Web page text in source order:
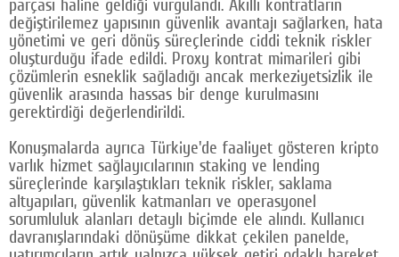
parçası haline geldiği vurgulandı. Akıllı kontratların
değiştirilemez yapısının güvenlik avantajı sağlarken, hata
yönetimi ve geri dönüş süreçlerinde ciddi teknik riskler
oluşturduğu ifade edildi. Proxy kontrat mimarileri gibi
çözümlerin esneklik sağladığı ancak merkeziyetsizlik ile
güvenlik arasında hassas bir denge kurulmasını
gerektirdiği değerlendirildi.
Konuşmalarda ayrıca Türkiye'de faaliyet gösteren kripto
varlık hizmet sağlayıcılarının staking ve lending
süreçlerinde karşılaştıkları teknik riskler, saklama
altyapıları, güvenlik katmanları ve operasyonel
sorumluluk alanları detaylı biçimde ele alındı. Kullanıcı
davranışlarındaki dönüşüme dikkat çekilen panelde,